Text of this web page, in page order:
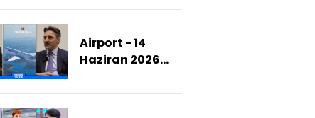
Çalışmaları Ve
Airport - 14
Haziran 2026
Büyük Planı: